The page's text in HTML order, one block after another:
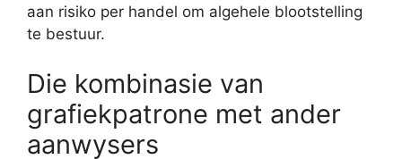
aan risiko per handel om algehele blootstelling
te bestuur.
Die kombinasie van
grafiekpatrone met ander
aanwysers